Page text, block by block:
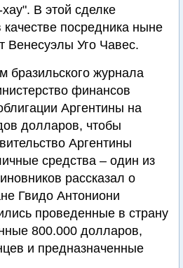
В этой сделке
посредника ныне
Венесуэлы Уго Чавес.
бразильского журнала
финансов
Аргентины на
долларов, чтобы
Аргентины
средства – один из
рассказал о
Гвидо Антониони
проведенные в страну
800.000 долларов,
и предназначенные